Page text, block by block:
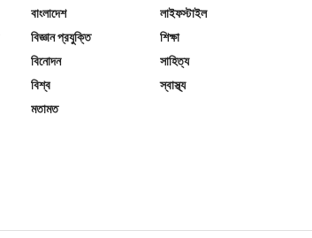
বাংলাদেশ
বিজ্ঞান প্রযুক্তি
বিনোদন
বিশ্ব
মতামত
লাইফস্টাইল
শিক্ষা
সাহিত্য
স্বাস্থ্য